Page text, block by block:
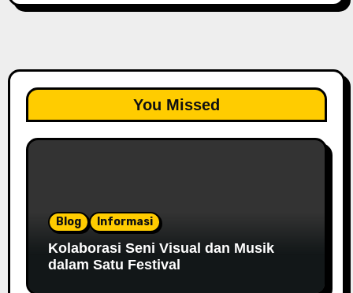
You Missed
Blog Informasi
Kolaborasi Seni Visual dan Musik
dalam Satu Festival